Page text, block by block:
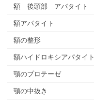
額 後頭部 アパタイト
額アパタイト
額の整形
額ハイドロキシアパタイト
顎のプロテーゼ
顎の中抜き